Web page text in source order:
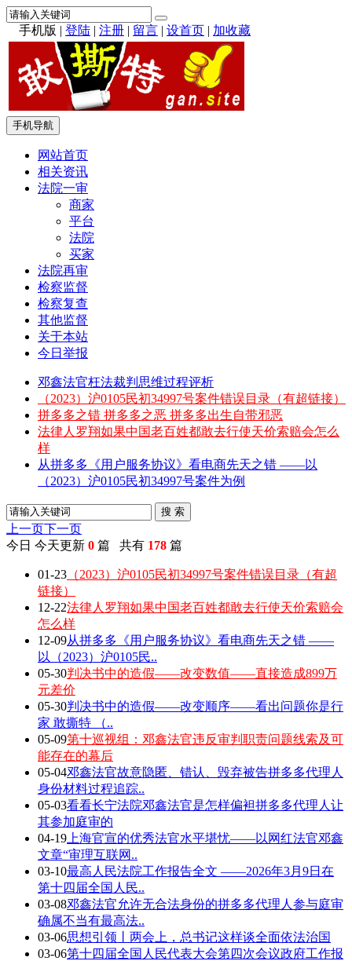
手机版 | 登陆 | 注册 | 留言 | 设首页 | 加收藏
手机导航
网站首页
相关资讯
法院一审
商家
平台
法院
买家
法院再审
检察监督
检察复查
其他监督
关于本站
今日举报
邓鑫法官枉法裁判思维过程评析
（2023）沪0105民初34997号案件错误目录（有超链接）
拼多多之错 拼多多之恶 拼多多出生自带邪恶
法律人罗翔如果中国老百姓都敢去行使天价索赔会怎么
样
从拼多多《用户服务协议》看电商先天之错 ——以
（2023）沪0105民初34997号案件为例
搜 索
上一页下一页
今日 今天更新 0 篇 共有 178 篇
01-23 （2023）沪0105民初34997号案件错误目录（有超
链接）
12-22法律人罗翔如果中国老百姓都敢去行使天价索赔会
怎么样
12-09从拼多多《用户服务协议》看电商先天之错 ——
以（2023）沪0105民..
05-30判决书中的造假——改变数值——直接造成899万
元差价
05-30判决书中的造假——改变顺序——看出问题你是行
家 敢撕特 （..
05-09第十巡视组：邓鑫法官违反审判职责问题线索及可
能存在的幕后
05-04邓鑫法官故意隐匿、错认、毁弃被告拼多多代理人
身份材料过程追踪..
05-03看看长宁法院邓鑫法官是怎样偏袒拼多多代理人让
其参加庭审的
04-19 上海官宣的优秀法官水平堪忧——以网红法官邓鑫
文章“审理互联网..
03-10最高人民法院工作报告全文 ——2026年3月9日在
第十四届全国人民..
03-08邓鑫法官允许无合法身份的拼多多代理人参与庭审
确属不当有最高法..
03-06思想引领丨两会上，总书记这样谈全面依法治国
03-06第十四届全国人民代表大会第四次会议政府工作报